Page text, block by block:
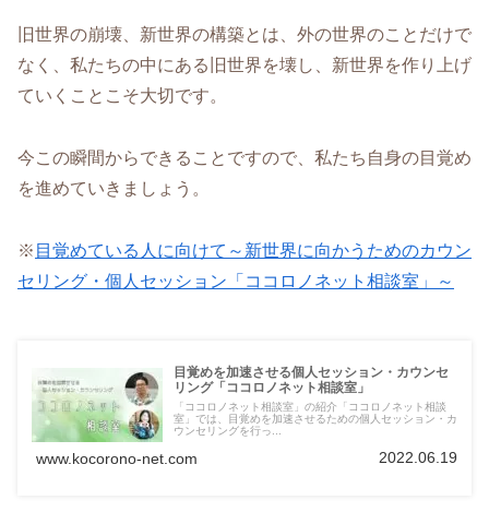
旧世界の崩壊、新世界の構築とは、外の世界のことだけで
なく、私たちの中にある旧世界を壊し、新世界を作り上げ
ていくことこそ大切です。
今この瞬間からできることですので、私たち自身の目覚め
を進めていきましょう。
※ 目覚めている人に向けて～新世界に向かうためのカウン
セリング・個人セッション「ココロノネット相談室」～
目覚めを加速させる個人セッション・カウンセ
リング「ココロノネット相談室」
「ココロノネット相談室」の紹介「ココロノネット相談
室」では、目覚めを加速させるための個人セッション・カ
ウンセリングを行っ...
www.kocorono-net.com 2022.06.19